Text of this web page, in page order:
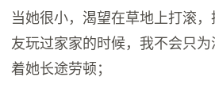
当她很小，渴望在草地上打滚
友玩过家家的时候，我不会只
着她长途劳顿；